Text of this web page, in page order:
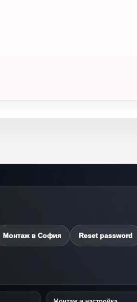
Монтаж в София Reset password